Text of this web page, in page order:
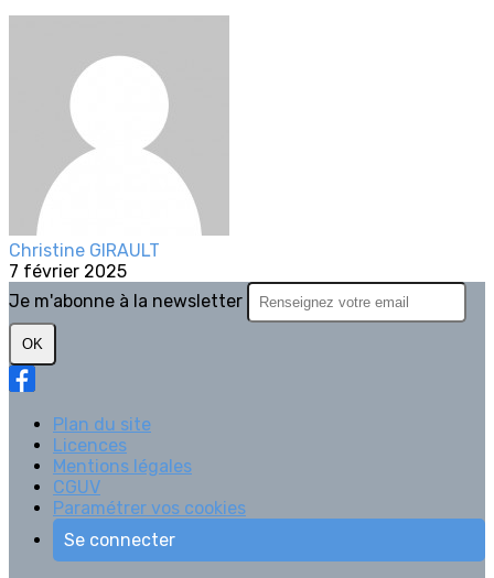
Christine GIRAULT
7 février 2025
Je m'abonne à la newsletter
OK
Plan du site
Licences
Mentions légales
CGUV
Paramétrer vos cookies
Se connecter